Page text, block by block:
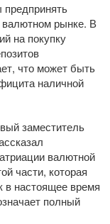
валютном рынке. В
на покупку
что может быть
наличной
заместитель
валютной
части, которая
в настоящее время
полный